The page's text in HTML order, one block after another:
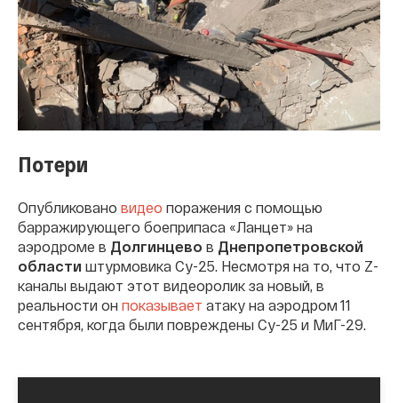
Потери
Опубликовано видео поражения с помощью
барражирующего боеприпаса «Ланцет» на
аэродроме в Долгинцево в Днепропетровской
области штурмовика Су-25. Несмотря на то, что Z-
каналы выдают этот видеоролик за новый, в
реальности он показывает атаку на аэродром 11
сентября, когда были повреждены Су-25 и МиГ-29.